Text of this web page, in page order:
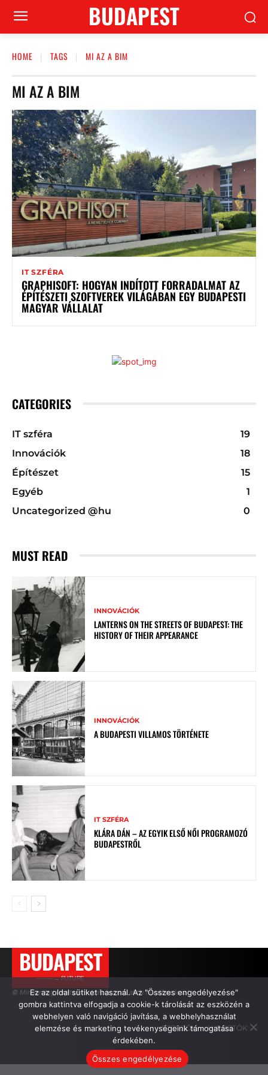
BUDAPEST
HOME TAGS MI AZ A BIM
MI AZ A BIM
IT SZFÉRA
GRAPHISOFT: HOGYAN INDÍTOTT FORRADALMAT AZ
ÉPÍTÉSZETI SZOFTVEREK VILÁGÁBAN EGY BUDAPESTI
MAGYAR VÁLLALAT
CATEGORIES
IT szféra
19
Innovációk
18
Építészet
15
Egyéb
1
Uncategorized @hu
0
MUST READ
INNOVÁCIÓK
LANTERNS ON THE STREETS OF BUDAPEST: THE
HISTORY OF THEIR APPEARANCE
INNOVÁCIÓK
A BUDAPESTI VILLAMOS TÖRTÉNETE
IT SZFÉRA
KLÁRA DÁN – AZ EGYIK ELSŐ NŐI PROGRAMOZÓ
BUDAPESTRŐL
BUDAPEST
———→ FUTURE
© Minden jog fenntartva. Idézés csak aktív hivatkozással.
SZERZŐK HIRDETŐK
Ez az oldal sütiket használ. Az "Összes engedélyezése"
gombra kattintva elfogadja a cookie-k tárolását az eszközén a
webhelyen való navigáció javítása, a webhelyhasználat
elemzése és marketing tevékenységeink támogatása
érdekében.
Összes engedélyezése